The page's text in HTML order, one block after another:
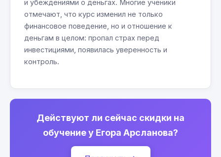
и убеждениями о деньгах. Многие ученики
отмечают, что курс изменил не только
финансовое поведение, но и отношение к
деньгам в целом: пропал страх перед
инвестициями, появилась уверенность и
контроль.
Действуют ли сейчас скидки на
обучение у Егора Арсланова?